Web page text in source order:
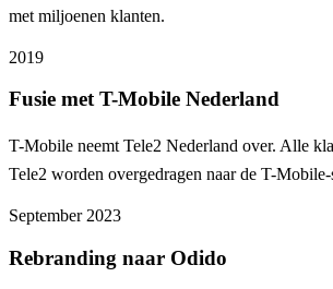
met miljoenen klanten.
2019
Fusie met T-Mobile Nederland
T-Mobile neemt Tele2 Nederland over. Alle
Tele2 worden overgedragen naar de T-Mobile-
September 2023
Rebranding naar Odido